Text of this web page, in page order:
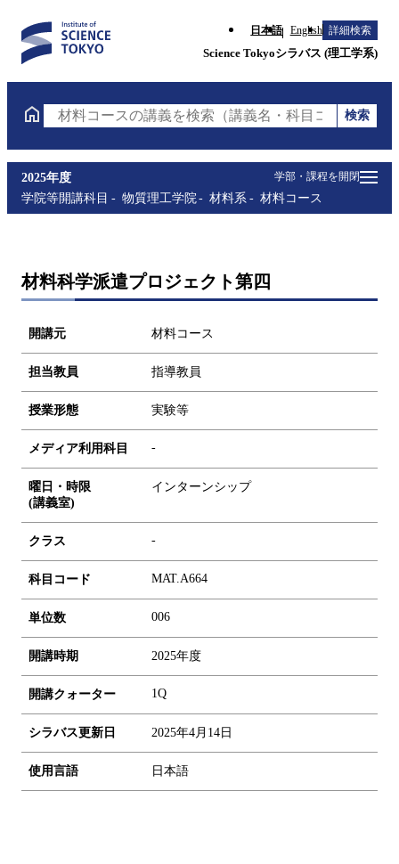
日本語 English 詳細検索
Science Tokyoシラバス (理工学系)
材料コースの講義を検索（講義名・科目コード・担当
検索
学部・課程を開閉
2025年度
学院等開講科目
物質理工学院 材料系 材料コース
材料科学派遣プロジェクト第四
開講元 材料コース
担当教員 指導教員
授業形態 実験等
メディア利用科目 -
曜日・時限
(講義室)
インターンシップ
クラス -
科目コード MAT.A664
単位数 006
開講時期 2025年度
開講クォーター 1Q
シラバス更新日 2025年4月14日
使用言語 日本語